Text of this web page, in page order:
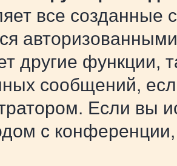
все созданные
другие функции,
сообщений,
Если вы
с